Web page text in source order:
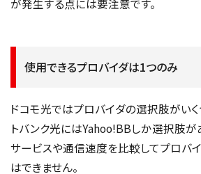
が発生する点には要注意です。
使用できるプロバイダは1つのみ
ドコモ光ではプロバイダの選択肢がいく
トバンク光にはYahoo!BBしか選択肢が
サービスや通信速度を比較してプロバ
はできません。